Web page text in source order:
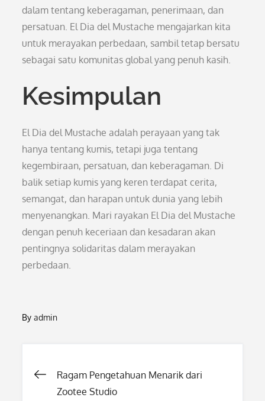
dalam tentang keberagaman, penerimaan, dan
persatuan. El Dia del Mustache mengajarkan kita
untuk merayakan perbedaan, sambil tetap bersatu
sebagai satu komunitas global yang penuh kasih.
Kesimpulan
El Dia del Mustache adalah perayaan yang tak
hanya tentang kumis, tetapi juga tentang
kegembiraan, persatuan, dan keberagaman. Di
balik setiap kumis yang keren terdapat cerita,
semangat, dan harapan untuk dunia yang lebih
menyenangkan. Mari rayakan El Dia del Mustache
dengan penuh keceriaan dan kesadaran akan
pentingnya solidaritas dalam merayakan
perbedaan.
Byadmin
Post
Ragam Pengetahuan Menarik dari
Zootee Studio